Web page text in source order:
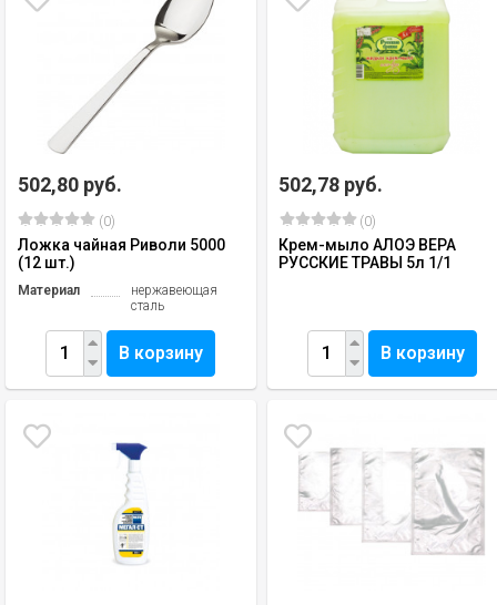
502,80 руб.
(0)
Ложка чайная Риволи 5000
(12 шт.)
Материал
нержавеющая
сталь
В корзину
502,78 руб.
(0)
Крем-мыло АЛОЭ ВЕРА
РУССКИЕ ТРАВЫ 5л 1/1
В корзину